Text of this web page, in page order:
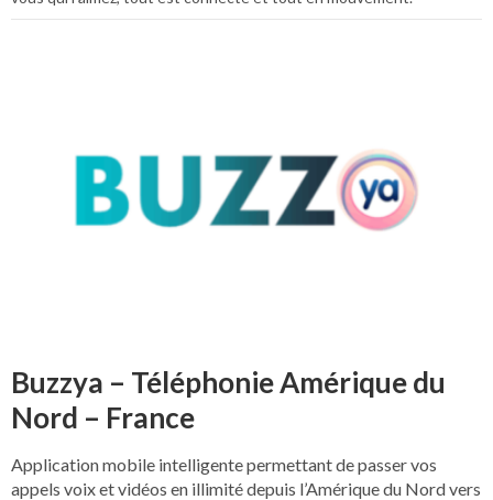
Buzzya – Téléphonie Amérique du
Nord – France
Application mobile intelligente permettant de passer vos
appels voix et vidéos en illimité depuis l’Amérique du Nord vers